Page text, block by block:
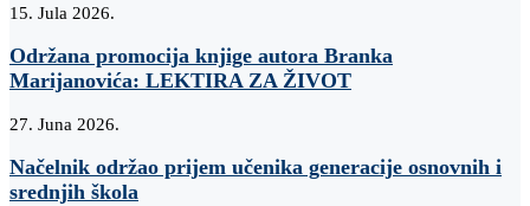
15. Jula 2026.
Održana promocija knjige autora Branka
Marijanovića: LEKTIRA ZA ŽIVOT
27. Juna 2026.
Načelnik održao prijem učenika generacije osnovnih i
srednjih škola